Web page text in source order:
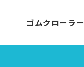
ゴムクローラー